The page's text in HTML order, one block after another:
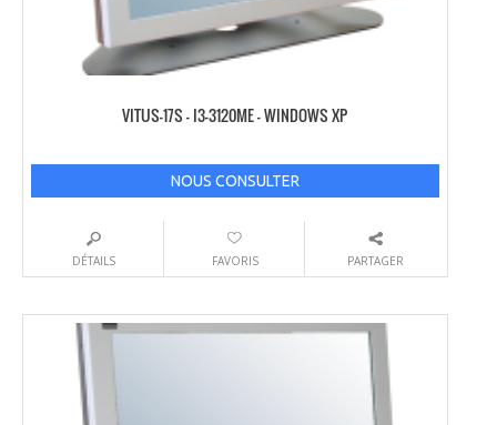
VITUS-17S – I3-3120ME – WINDOWS XP
NOUS CONSULTER
DÉTAILS FAVORIS PARTAGER